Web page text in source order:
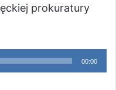
prokuratury
00:00